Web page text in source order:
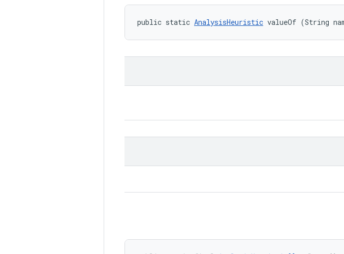
public static AnalysisHeuristic valueOf (String